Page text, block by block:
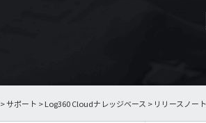
>サポート >Log360 Cloudナレッジベース > リリースノート